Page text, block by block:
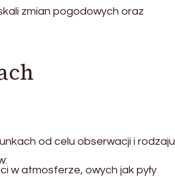
zmian pogodowych oraz
od celu obserwacji i rodzaju
w atmosferze, owych jak pyły